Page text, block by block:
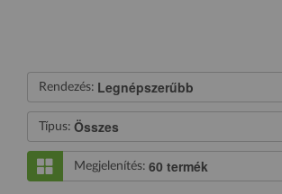
Rendezés: Legnépszerűbb
Típus: Összes
Megjelenítés: 60 termék